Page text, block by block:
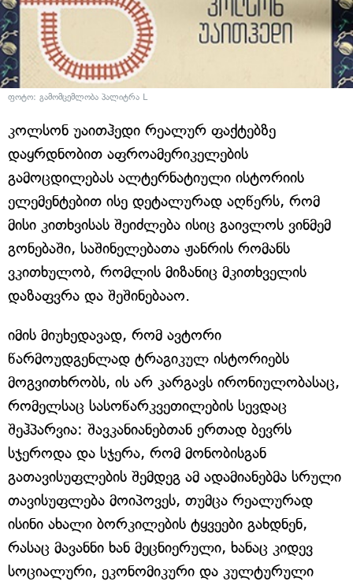
ფოტო: გამომცემლობა პალიტრა L
კოლსონ უაითჰედი რეალურ ფაქტებზე
დაყრდნობით აფროამერიკელების
გამოცდილებას ალტერნატიული ისტორიის
ელემენტებით ისე დეტალურად აღწერს, რომ
მისი კითხვისას შეიძლება ისიც გაივლოს ვინმემ
გონებაში, საშინელებათა ჟანრის რომანს
ვკითხულობ, რომლის მიზანიც მკითხველის
დაზაფვრა და შეშინებააო.
იმის მიუხედავად, რომ ავტორი
წარმოუდგენლად ტრაგიკულ ისტორიებს
მოგვითხრობს, ის არ კარგავს ირონიულობასაც,
რომელსაც სასოწარკვეთილების სევდაც
შეჰპარვია: შავკანიანებთან ერთად ბევრს
სჯეროდა და სჯერა, რომ მონობისგან
გათავისუფლების შემდეგ ამ ადამიანებმა სრული
თავისუფლება მოიპოვეს, თუმცა რეალურად
ისინი ახალი ბორკილების ტყვეები გახდნენ,
რასაც მავანნი ხან მეცნიერული, ხანაც კიდევ
სოციალური, ეკონომიკური და კულტურული